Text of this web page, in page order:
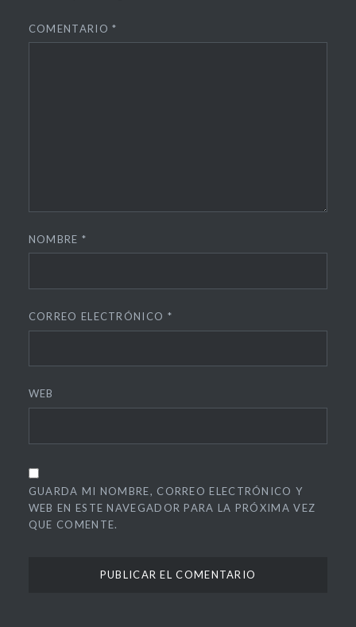
COMENTARIO*
NOMBRE *
CORREO ELECTRÓNICO *
WEB
GUARDA MI NOMBRE, CORREO ELECTRÓNICO Y
WEB EN ESTE NAVEGADOR PARA LA PRÓXIMA VEZ
QUE COMENTE.